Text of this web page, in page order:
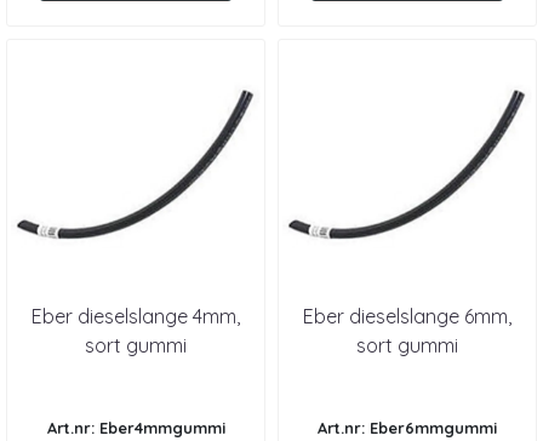
Eber dieselslange 4mm,
sort gummi
Art.nr: Eber4mmgummi
Eber dieselslange 6mm,
sort gummi
Art.nr: Eber6mmgummi